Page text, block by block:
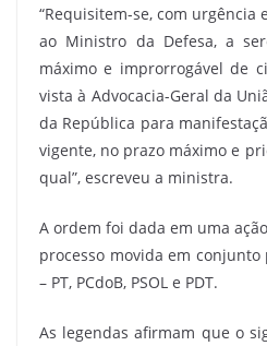
“Requisitem-se, com
ao Ministro da Defesa, a
máximo e improrrogável de
vista à Advocacia-Geral da
da República para
vigente, no prazo máximo e
qual”, escreveu a ministra.
A ordem foi dada em uma
processo movida em
– PT, PCdoB, PSOL e PDT.
As legendas afirmam que o